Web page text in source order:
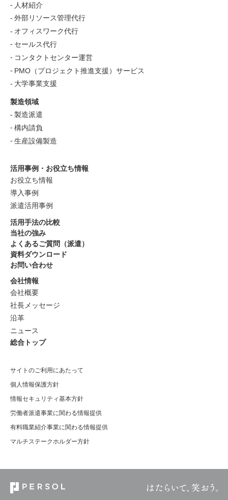
人材紹介
外部リソース管理代行
オフィスワーク代行
セールス代行
コンタクトセンター運営
PMO（プロジェクト推進支援）サービス
大学事業支援
製造領域
製造派遣
構内請負
生産設備製造
活用事例・お役立ち情報
お役立ち情報
導入事例
派遣活用事例
活用手法の比較
当社の強み
よくあるご質問（派遣）
資料ダウンロード
お問い合わせ
会社情報
会社概要
社長メッセージ
沿革
ニュース
総合トップ
サイトのご利用にあたって
個人情報保護方針
情報セキュリティ基本方針
労働者派遣事業に関わる情報提供
有料職業紹介事業に関わる情報提供
マルチステークホルダー方針